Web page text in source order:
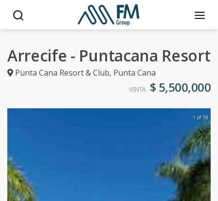
Arrecife - Puntacana Resort
Punta Cana Resort & Club, Punta Cana
VENTA $ 5,500,000
1 of 18